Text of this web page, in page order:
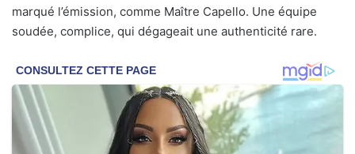
marqué l’émission, comme Maître Capello. Une équipe
soudée, complice, qui dégageait une authenticité rare.